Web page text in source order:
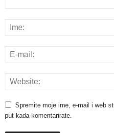
Spremite moje ime, e-mail i web
put kada komentarirate.